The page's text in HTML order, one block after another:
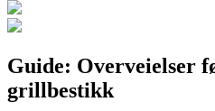
Guide: Overveielser
grillbestikk